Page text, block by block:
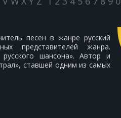
песен в жанре русский
представителей жанра.
шансона». Автор и
ставшей одним из самых